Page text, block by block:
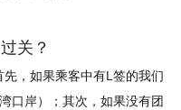
关？
，如果乘客中有L签的我们
口岸）；其次，如果没有团